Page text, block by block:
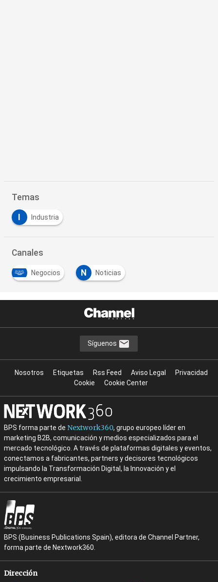
Temas
Industria
Canales
Negocios N Noticias
Síguenos
Nosotros Etiquetas Rss Feed Aviso Legal
Privacidad
Cookie
Cookie Center
BPS forma parte de Nextwork360, grupo europeo líder en
marketing B2B, comunicación y medios especializados para el
mercado tecnológico. A través de plataformas digitales y eventos,
conectamos a fabricantes, partners y decisores tecnológicos
impulsando la Transformación Digital, la Innovación y el
crecimiento empresarial.
BPS (Business Publications Spain), editora de Channel Partner,
forma parte de Nextwork360.
Dirección